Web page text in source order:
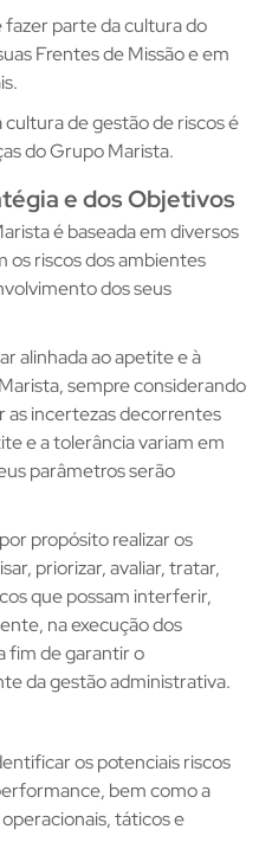
fazer parte da cultura do
Frentes de Missão e em
de gestão de riscos é
do Grupo Marista.
e dos Objetivos
é baseada em diversos
os riscos dos ambientes
dos seus
alinhada ao apetite e à
sempre considerando
as incertezas decorrentes
e a tolerância variam em
parâmetros serão
propósito realizar os
priorizar, avaliar, tratar,
que possam interferir,
na execução dos
fim de garantir o
da gestão administrativa.
os potenciais riscos
bem como a
táticos e